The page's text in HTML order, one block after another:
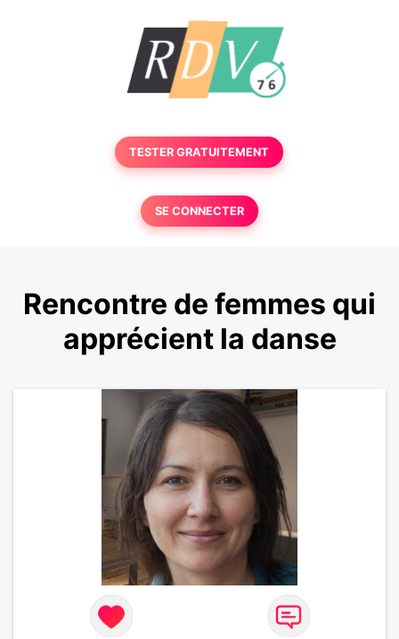
TESTER GRATUITEMENT
SE CONNECTER
Rencontre de femmes qui
apprécient la danse